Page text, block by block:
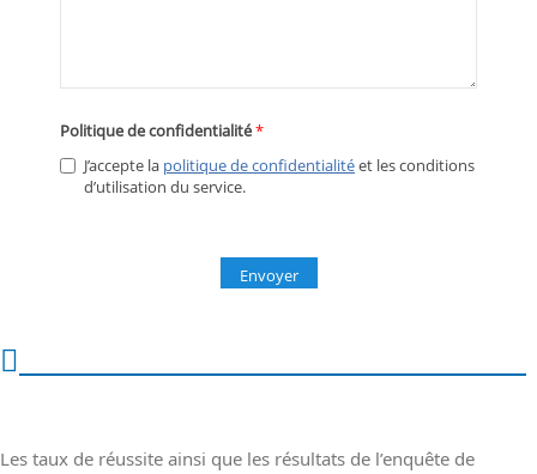
Les taux de réussite ainsi que les résultats de l’enquête de